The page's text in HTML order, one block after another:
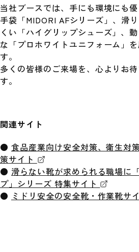
当社ブースでは、手にも環境にも
手袋「MIDORI AFシリーズ」、滑
くい「ハイグリップシューズ」、
な「プロホワイトユニフォーム」
す。
多くの皆様のご来場を、心よりお
す。
関連サイト
● 食品産業向け安全対策、衛生対
策サイト
● 滑らない靴が求められる職場に
プ」シリーズ 特集サイト
● ミドリ安全の安全靴・作業靴サ